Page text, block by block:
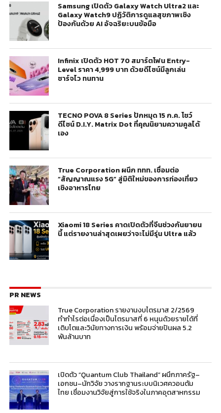
Samsung เปิดตัว Galaxy Watch Ultra2 และ
Galaxy Watch9 ปฏิวัติการดูแลสุขภาพเชิง
ป้องกันด้วย AI อัจฉริยะบนข้อมือ
Infinix เปิดตัว HOT 70 สมาร์ตโฟน Entry-
Level ราคา 4,999 บาท ด้วยดีไซน์มีลูกเล่น
ชาร์จไว ทนทาน
TECNO POVA 8 Series ปักหมุด 15 ก.ค. โชว์
ดีไซน์ D.I.Y. Matrix Dot ที่คุณนิยามความคูลได้
เอง
True Corporation ผนึก ททท. เชื่อมต่อ
“สัญญาณแรง 5G” สู่มิติใหม่ของการท่องเที่ยว
เชิงอาหารไทย
Xiaomi 18 Series คาดเปิดตัวที่จีนช่วงกันยายน
นี้ แต่รายงานล่าสุดเผยว่าจะไม่มีรุ่น Ultra แล้ว
PR NEWS
True Corporation รายงานงบไตรมาส 2/2569
ทำกำไรต่อเนื่องเป็นไตรมาสที่ 6 หนุนด้วยรายได้ที่
เติบโตและวินัยทางการเงิน พร้อมจ่ายปันผล 5.2
พันล้านบาท
เปิดตัว “Quantum Club Thailand” ผนึกภาครัฐ–
เอกชน–นักวิจัย วางรากฐานระบบนิเวศควอนตัม
ไทย เชื่อมงานวิจัยสู่การใช้จริงในภาคอุตสาหกรรม